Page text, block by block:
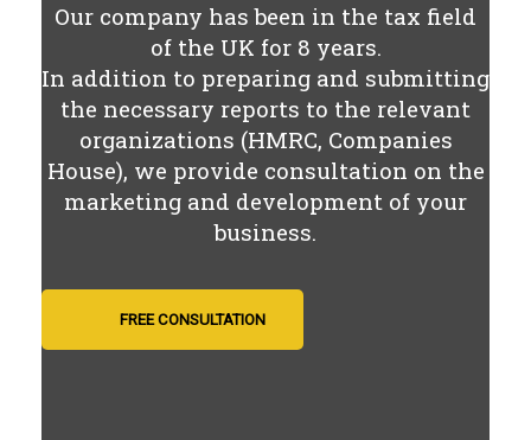
Our company has been in the tax field
of the UK for 8 years.
In addition to preparing and submitting
the necessary reports to the relevant
organizations (HMRC, Companies
House), we provide consultation on the
marketing and development of your
business.
FREE CONSULTATION